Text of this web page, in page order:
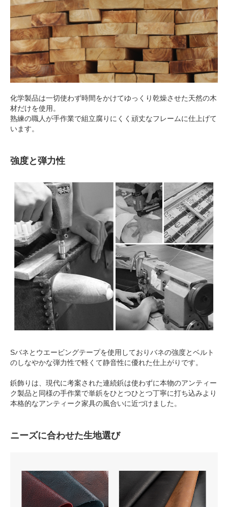
化学製品は一切使わず時間をかけてゆっくり乾燥させた天然の木
材だけを使用。
熟練の職人が手作業で組立腐りにくく頑丈なフレームに仕上げて
います。
強度と弾力性
Sバネとウエービングテープを使用しておりバネの強度とベルト
のしなやかな弾力性で軽くて静音性に優れた仕上がりです。
鋲飾りは、現代に考案された連続鋲は使わずに本物のアンティー
ク製品と同様の手作業で単鋲をひとつひとつ丁寧に打ち込みより
本格的なアンティーク家具の風合いに近づけました。
ニーズに合わせた生地選び